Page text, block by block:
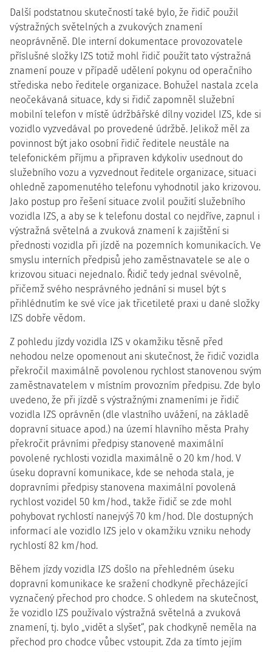
Další podstatnou skutečností také bylo, že řidič použil
výstražných světelných a zvukových znamení
neoprávněně. Dle interní dokumentace provozovatele
příslušné složky IZS totiž mohl řidič použít tato výstražná
znamení pouze v případě udělení pokynu od operačního
střediska nebo ředitele organizace. Bohužel nastala zcela
neočekávaná situace, kdy si řidič zapomněl služební
mobilní telefon v místě údržbářské dílny vozidel IZS, kde si
vozidlo vyzvedával po provedené údržbě. Jelikož měl za
povinnost být jako osobní řidič ředitele neustále na
telefonickém příjmu a připraven kdykoliv usednout do
služebního vozu a vyzvednout ředitele organizace, situaci
ohledně zapomenutého telefonu vyhodnotil jako krizovou.
Jako postup pro řešení situace zvolil použití služebního
vozidla IZS, a aby se k telefonu dostal co nejdříve, zapnul i
výstražná světelná a zvuková znamení k zajištění si
přednosti vozidla při jízdě na pozemních komunikacích. Ve
smyslu interních předpisů jeho zaměstnavatele se ale o
krizovou situaci nejednalo. Řidič tedy jednal svévolně,
přičemž svého nesprávného jednání si musel být s
přihlédnutím ke své více jak třicetileté praxi u dané složky
IZS dobře vědom.
Z pohledu jízdy vozidla IZS v okamžiku těsně před
nehodou nelze opomenout ani skutečnost, že řidič vozidla
překročil maximálně povolenou rychlost stanovenou svým
zaměstnavatelem v místním provozním předpisu. Zde bylo
uvedeno, že při jízdě s výstražnými znameními je řidič
vozidla IZS oprávněn (dle vlastního uvážení, na základě
dopravní situace apod.) na území hlavního města Prahy
překročit právními předpisy stanovené maximální
povolené rychlosti vozidla maximálně o 20 km/hod. V
úseku dopravní komunikace, kde se nehoda stala, je
dopravními předpisy stanovena maximální povolená
rychlost vozidel 50 km/hod., takže řidič se zde mohl
pohybovat rychlostí nanejvýš 70 km/hod. Dle dostupných
informací ale vozidlo IZS jelo v okamžiku vzniku nehody
rychlostí 82 km/hod.
Během jízdy vozidla IZS došlo na přehledném úseku
dopravní komunikace ke sražení chodkyně přecházející
vyznačený přechod pro chodce. S ohledem na skutečnost,
že vozidlo IZS používalo výstražná světelná a zvuková
znamení, tj. bylo „vidět a slyšet“, pak chodkyně neměla na
přechod pro chodce vůbec vstoupit. Zda za tímto jejím